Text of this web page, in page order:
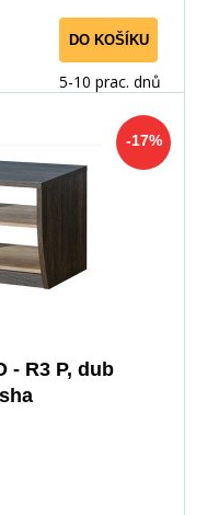
DO KOŠÍKU
5-10 prac. dnů
-17%
- R3 P, dub